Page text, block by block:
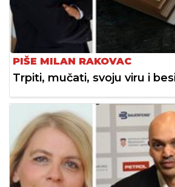
PIŠE MILAN RAKOVAC
Trpiti, mučati, svoju viru i